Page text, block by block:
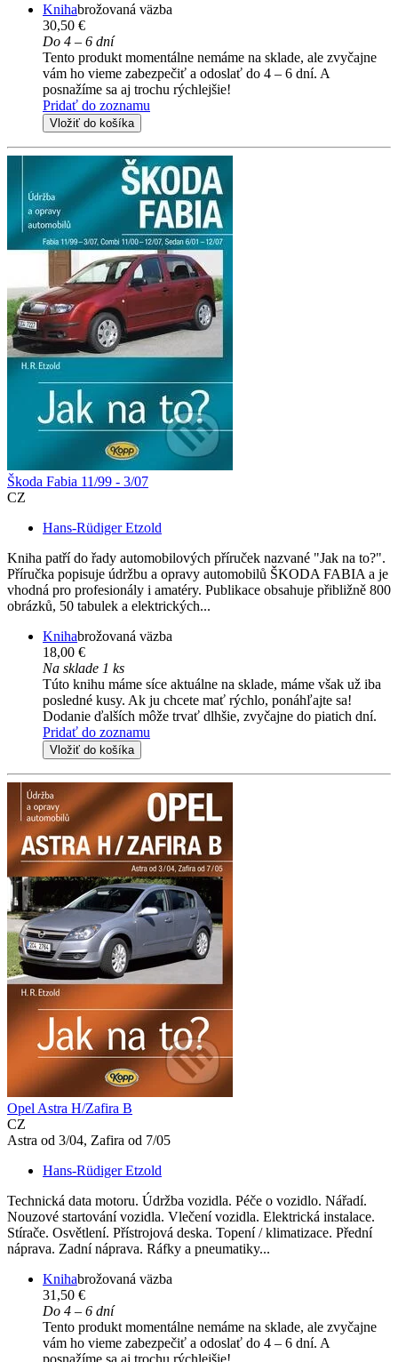
Knihabrožovaná väzba
30,50 €
Do 4 – 6 dní
Tento produkt momentálne nemáme na sklade, ale zvyčajne
vám ho vieme zabezpečiť a odoslať do 4 – 6 dní. A
posnažíme sa aj trochu rýchlejšie!
Pridať do zoznamu
Vložiť do košíka
Škoda Fabia 11/99 - 3/07
CZ
Hans-Rüdiger Etzold
Kniha patří do řady automobilových příruček nazvané "Jak na to?".
Příručka popisuje údržbu a opravy automobilů ŠKODA FABIA a je
vhodná pro profesionály i amatéry. Publikace obsahuje přibližně 800
obrázků, 50 tabulek a elektrických...
Knihabrožovaná väzba
18,00 €
Na sklade 1 ks
Túto knihu máme síce aktuálne na sklade, máme však už iba
posledné kusy. Ak ju chcete mať rýchlo, ponáhľajte sa!
Dodanie ďalších môže trvať dlhšie, zvyčajne do piatich dní.
Pridať do zoznamu
Vložiť do košíka
Opel Astra H/Zafira B
CZ
Astra od 3/04, Zafira od 7/05
Hans-Rüdiger Etzold
Technická data motoru. Údržba vozidla. Péče o vozidlo. Nářadí.
Nouzové startování vozidla. Vlečení vozidla. Elektrická instalace.
Stírače. Osvětlení. Přístrojová deska. Topení / klimatizace. Přední
náprava. Zadní náprava. Ráfky a pneumatiky...
Knihabrožovaná väzba
31,50 €
Do 4 – 6 dní
Tento produkt momentálne nemáme na sklade, ale zvyčajne
vám ho vieme zabezpečiť a odoslať do 4 – 6 dní. A
posnažíme sa aj trochu rýchlejšie!